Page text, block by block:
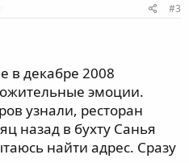
#3
в декабре 2008
эмоции.
узнали, ресторан
назад в бухту Санья
найти адрес. Сразу